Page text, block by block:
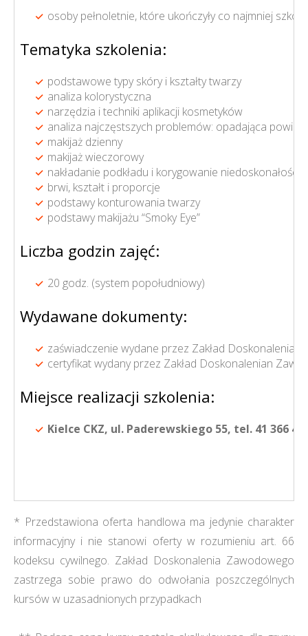
osoby pełnoletnie, które ukończyły co najmniej
Tematyka szkolenia:
podstawowe typy skóry i kształty twarzy
analiza kolorystyczna
narzędzia i techniki aplikacji kosmetyków
analiza najczęstszych problemów: opadająca
makijaż dzienny
makijaż wieczorowy
nakładanie podkładu i korygowanie niedoskonałości
brwi, kształt i proporcje
podstawy konturowania twarzy
podstawy makijażu “Smoky Eye”
Liczba godzin zajęć:
20 godz. (system popołudniowy)
Wydawane dokumenty:
zaświadczenie wydane przez Zakład Doskonalenia
certyfikat wydany przez Zakład Doskonalenian
Miejsce realizacji szkolenia:
Kielce CKZ, ul. Paderewskiego 55, tel. 41 366 49
* Przedstawiona oferta handlowa ma jedynie charakter
informacyjny i nie stanowi oferty w rozumieniu art. 66
kodeksu cywilnego. Zakład Doskonalenia Zawodowego
zastrzega sobie prawo do odwołania poszczególnych
kursów w uzasadnionych przypadkach